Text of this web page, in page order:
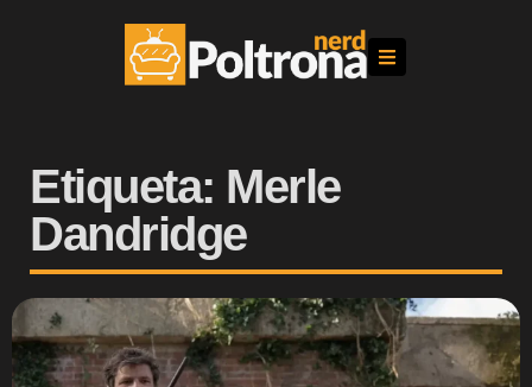
Etiqueta: Merle
Dandridge